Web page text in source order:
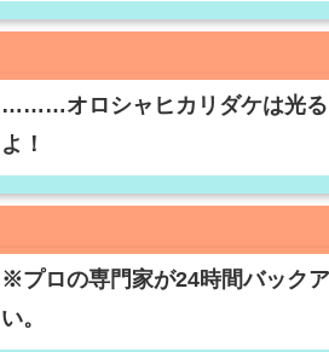
………オロシャヒカリダケは光る
よ！
※プロの専門家が24時間バック
い。